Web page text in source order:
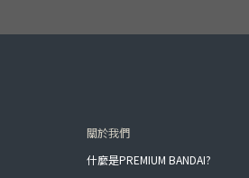
關於我們
什麼是PREMIUM BANDAI?